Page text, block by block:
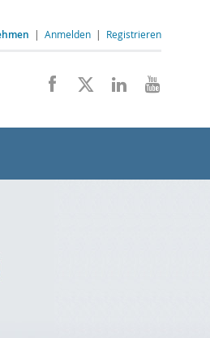
| Anmelden | Registrieren